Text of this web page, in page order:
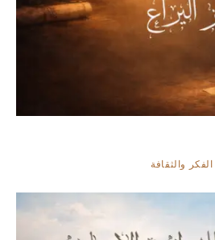
الفكر والثقافة